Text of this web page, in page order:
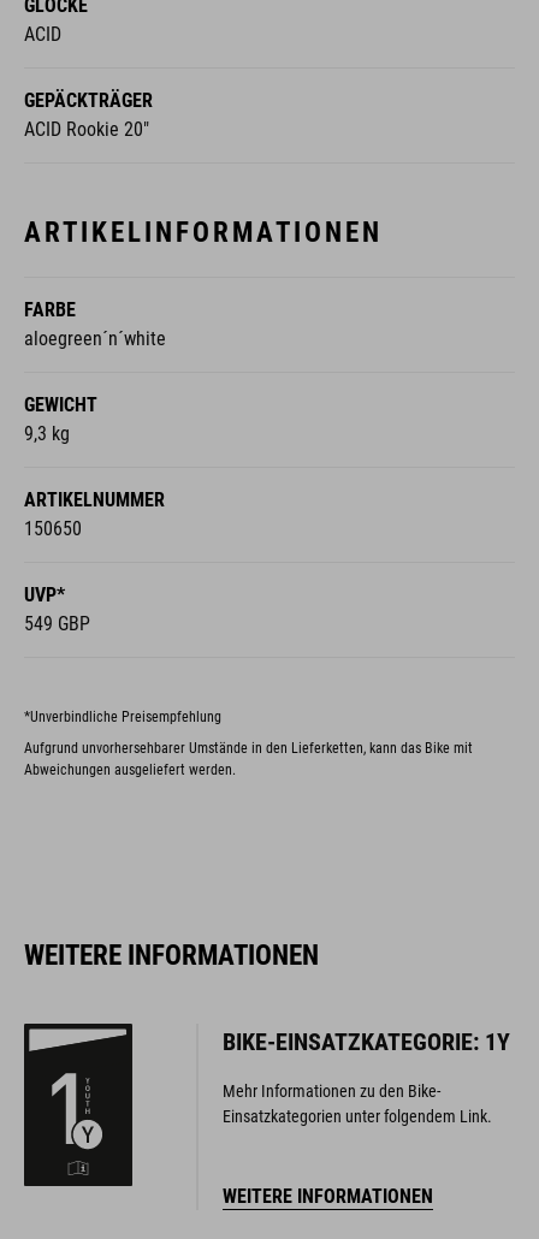
GLOCKE
ACID
GEPÄCKTRÄGER
ACID Rookie 20"
ARTIKELINFORMATIONEN
FARBE
aloegreen´n´white
GEWICHT
9,3 kg
ARTIKELNUMMER
150650
UVP*
549 GBP
*Unverbindliche Preisempfehlung
Aufgrund unvorhersehbarer Umstände in den Lieferketten, kann das Bike mit
Abweichungen ausgeliefert werden.
WEITERE INFORMATIONEN
BIKE-EINSATZKATEGORIE: 1Y
Mehr Informationen zu den Bike-
Einsatzkategorien unter folgendem Link.
WEITERE INFORMATIONEN